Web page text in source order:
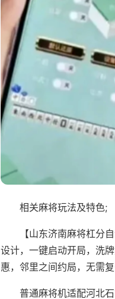
相关麻将玩法及特色;
【山东济南麻将杠分
设计，一键启动开局，洗
惠，邻里之间约局，无需
普通麻将机适配河北